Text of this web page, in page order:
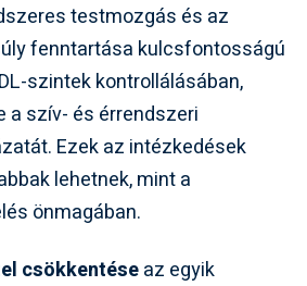
testmozgás és az
fenntartása kulcsfontosságú
szintek kontrollálásában,
a szív- és érrendszeri
Ezek az intézkedések
lehetnek, mint a
önmagában.
csökkentéseaz egyik